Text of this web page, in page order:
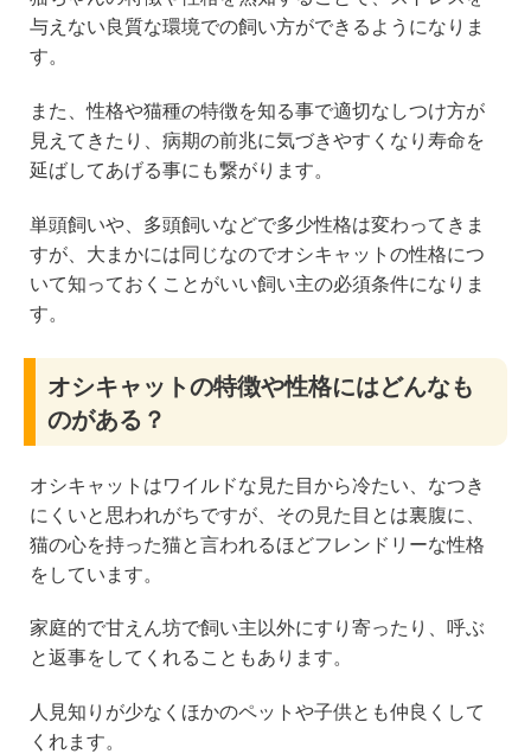
与えない良質な環境での飼い方ができるようになりま
す。
また、性格や猫種の特徴を知る事で適切なしつけ方が
見えてきたり、病期の前兆に気づきやすくなり寿命を
延ばしてあげる事にも繋がります。
単頭飼いや、多頭飼いなどで多少性格は変わってきま
すが、大まかには同じなのでオシキャットの性格につ
いて知っておくことがいい飼い主の必須条件になりま
す。
オシキャットの特徴や性格にはどんなも
のがある？
オシキャットはワイルドな見た目から冷たい、なつき
にくいと思われがちですが、その見た目とは裏腹に、
猫の心を持った猫と言われるほどフレンドリーな性格
をしています。
家庭的で甘えん坊で飼い主以外にすり寄ったり、呼ぶ
と返事をしてくれることもあります。
人見知りが少なくほかのペットや子供とも仲良くして
くれます。